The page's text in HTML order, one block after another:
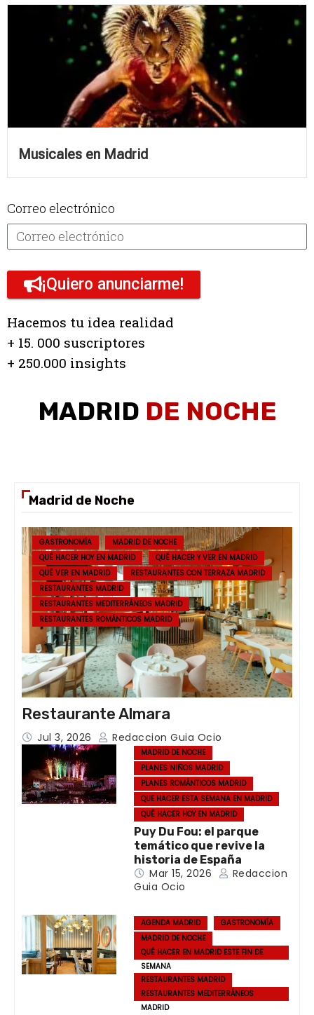
Musicales en Madrid
Correo electrónico
¡Quiero anunciarme!
Hacemos tu idea realidad
+ 15. 000 suscriptores
+ 250.000 insights
MADRID DE NOCHE
Madrid de Noche
GASTRONOMÍA
MADRID DE NOCHE
QUÉ HACER HOY EN MADRID
QUÉ HACER Y VER EN MADRID
QUÉ VER EN MADRID
RESTAURANTES CON TERRAZA MADRID
RESTAURANTES MADRID
RESTAURANTES MEDITERRÁNEOS MADRID
RESTAURANTES ROMÁNTICOS MADRID
Restaurante Almara
Jul 3, 2026 Redaccion Guia Ocio
MADRID DE NOCHE
PLANES NIÑOS MADRID
PLANES ROMÁNTICOS MADRID
QUE HACER ESTA SEMANA EN MADRID
QUÉ HACER HOY EN MADRID
Puy Du Fou: el parque
temático que revive la
historia de España
Mar 15, 2026
Redaccion
Guia Ocio
AGENDA MADRID
GASTRONOMÍA
MADRID DE NOCHE
QUÉ HACER EN MADRID ESTE FIN DE
SEMANA
RESTAURANTES MADRID
RESTAURANTES MEDITERRÁNEOS
MADRID